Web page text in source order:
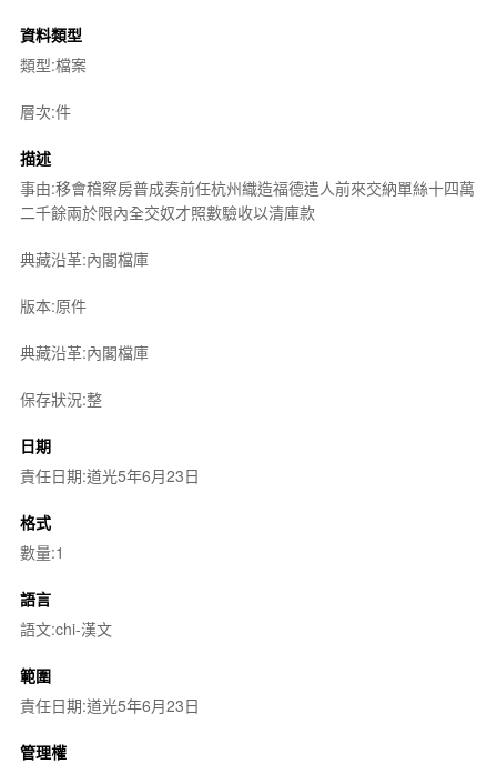
資料類型
類型:檔案
層次:件
描述
事由:移會稽察房普成奏前任杭州織造福德遣人前來交納單絲十四萬
二千餘兩於限內全交奴才照數驗收以清庫款
典藏沿革:內閣檔庫
版本:原件
典藏沿革:內閣檔庫
保存狀況:整
日期
責任日期:道光5年6月23日
格式
數量:1
語言
語文:chi-漢文
範圍
責任日期:道光5年6月23日
管理權